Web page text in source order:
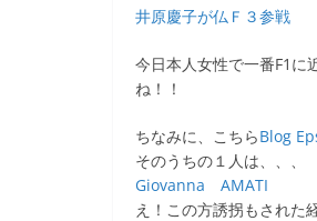
井原慶子が仏Ｆ３参戦
今日本人女性で一番F1に
ね！！
ちなみに、こちらBlog
そのうちの１人は、、、
Giovanna AMATI
え！この方誘拐もされた